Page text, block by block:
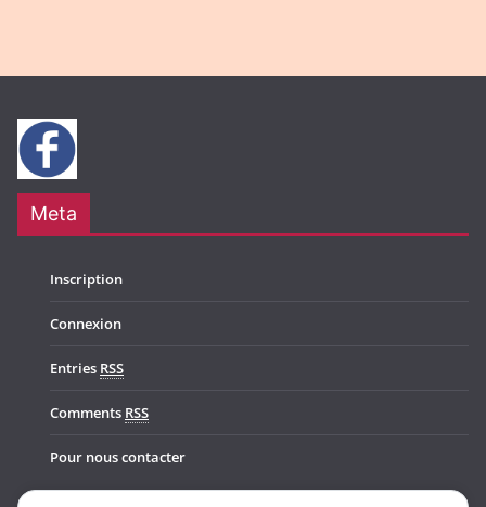
Meta
Inscription
Connexion
Entries RSS
Comments RSS
Pour nous contacter